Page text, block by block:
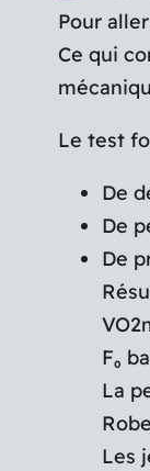
Pour
Ce qui
Le test
De
De
De
F₀
La
Les